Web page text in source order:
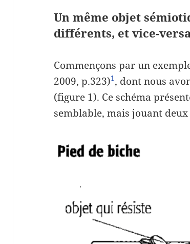
Un même objet
différents, et vice-
Commençons par un
2009, p.323)1, dont nous
(figure 1). Ce schéma
semblable, mais jouant